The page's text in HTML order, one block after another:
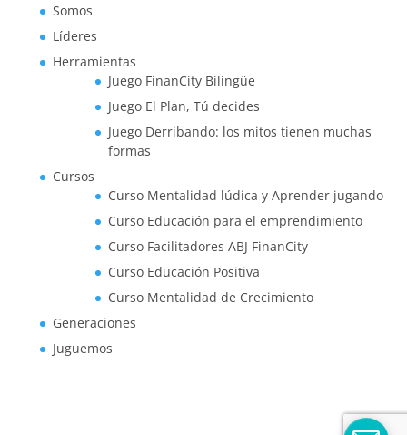
Somos
Líderes
Herramientas
Juego FinanCity Bilingüe
Juego El Plan, Tú decides
Juego Derribando: los mitos tienen muchas
formas
Cursos
Curso Mentalidad lúdica y Aprender jugando
Curso Educación para el emprendimiento
Curso Facilitadores ABJ FinanCity
Curso Educación Positiva
Curso Mentalidad de Crecimiento
Generaciones
Juguemos